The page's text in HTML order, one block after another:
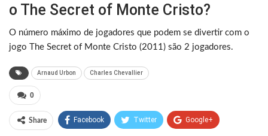
o The Secret of Monte Cristo?
O número máximo de jogadores que podem se divertir com o
jogo The Secret of Monte Cristo (2011) são 2 jogadores.
Arnaud Urbon Charles Chevallier
0
Share Facebook Twitter Google+